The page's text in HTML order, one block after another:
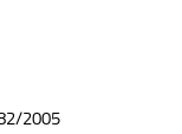
2005